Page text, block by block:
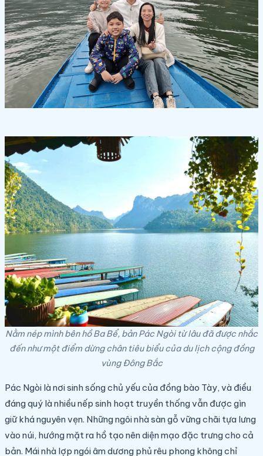
Nằm nép mình bên hồ Ba Bể, bản Pác Ngòi từ lâu đã được nhắc
đến như một điểm dừng chân tiêu biểu của du lịch cộng đồng
vùng Đông Bắc
Pác Ngòi là nơi sinh sống chủ yếu của đồng bào Tày, và điều
đáng quý là nhiều nếp sinh hoạt truyền thống vẫn được gìn
giữ khá nguyên vẹn. Những ngôi nhà sàn gỗ vững chãi tựa lưng
vào núi, hướng mặt ra hồ tạo nên diện mạo đặc trưng cho cả
bản. Mái nhà lợp ngói âm dương phủ rêu phong không chỉ